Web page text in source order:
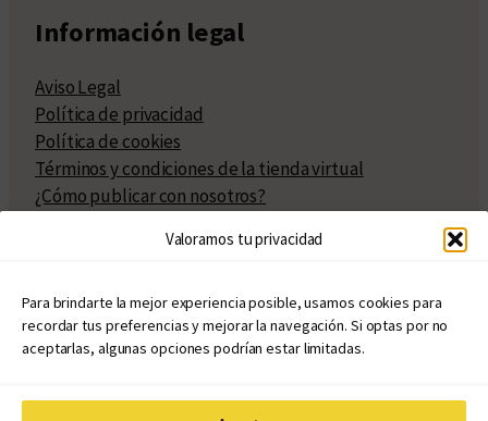
Valoramos tu privacidad
Para brindarte la mejor experiencia posible, usamos cookies para
recordar tus preferencias y mejorar la navegación. Si optas por no
aceptarlas, algunas opciones podrían estar limitadas.
Información legal
Aviso Legal
Política de privacidad
Política de cookies
Términos y condiciones de la tienda virtual
¿Cómo publicar con nosotros?
Políticas de publicación
Políticas de coedición
Atribuciones